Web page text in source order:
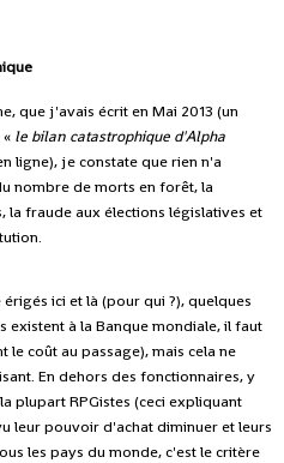
que j'avais écrit en Mai 2013 (un
le bilan catastrophique d'Alpha
ligne), je constate que rien n'a
nombre de morts en forêt, la
la fraude aux élections législatives et
ici et là (pour qui ?), quelques
existent à la Banque mondiale, il faut
le coût au passage), mais cela ne
En dehors des fonctionnaires, y
plupart RPGistes (ceci expliquant
leur pouvoir d'achat diminuer et leurs
les pays du monde, c'est le critère